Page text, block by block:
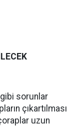
gibi sorunlar
çıkartılması
uzun